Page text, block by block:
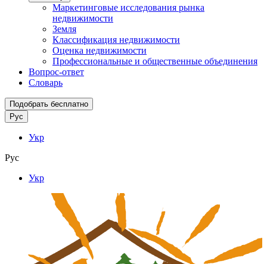
Маркетинговые исследования рынка
недвижимости
Земля
Классификация недвижимости
Оценка недвижимости
Профессиональные и общественные объединения
Вопрос-ответ
Словарь
Подобрать бесплатно
Рус
Укр
Рус
Укр